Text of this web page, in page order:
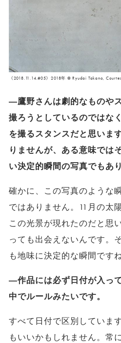
《2018.11.14.#05》2018年 ©︎ Ryudai Takano,
―鷹野さんは劇的なものや
撮ろうとしているのではな
を撮るスタンスだと思いま
りませんが、ある意味では
い決定的瞬間の写真でもあ
確かに、この写真のような
ではありません。11月の太
この光景が現れたのだと思
っても出会えないんです。
も地味に決定的な瞬間です
―作品には必ず日付が入っ
中でルールみたいです。
すべて日付で区別していま
もいいかもしれません。常